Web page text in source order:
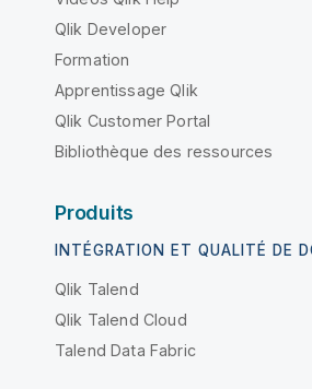
Qlik Developer
Formation
Apprentissage Qlik
Qlik Customer Portal
Bibliothèque des ressources
Produits
INTÉGRATION ET QUALITÉ DE
Qlik Talend
Qlik Talend Cloud
Talend Data Fabric